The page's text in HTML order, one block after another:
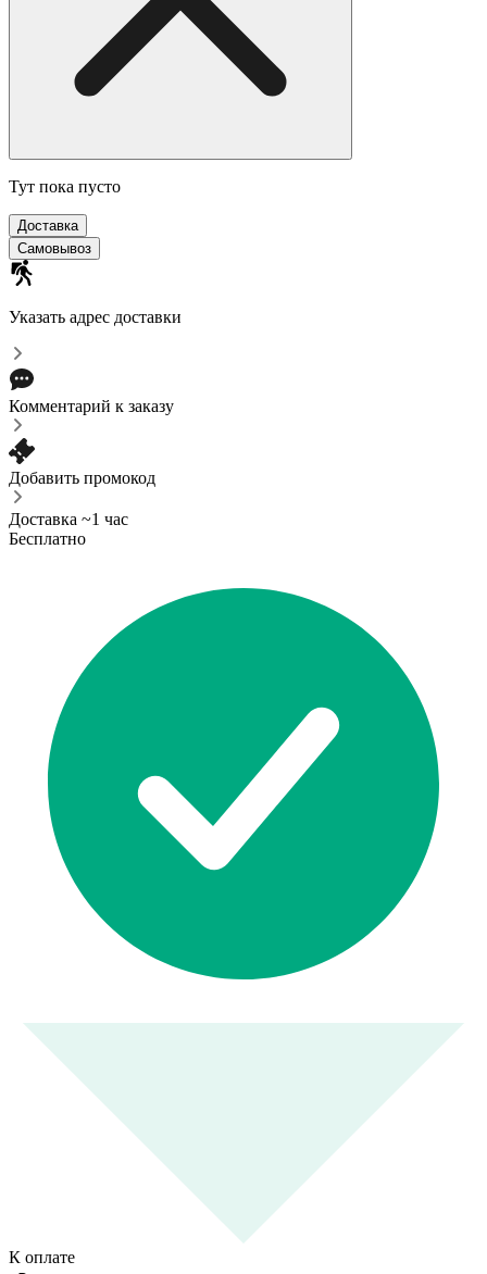
Тут пока пусто
Доставка
Самовывоз
Указать адрес доставки
Комментарий к заказу
Добавить промокод
Доставка ~1 час
Бесплатно
К оплате